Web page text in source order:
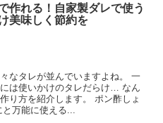
作れる！自家製ダレで使う
美味しく節約を
なタレが並んでいますよね。 一
は使いかけのタレだらけ… なん
り方を紹介します。 ポン酢しょ
と万能に使える...